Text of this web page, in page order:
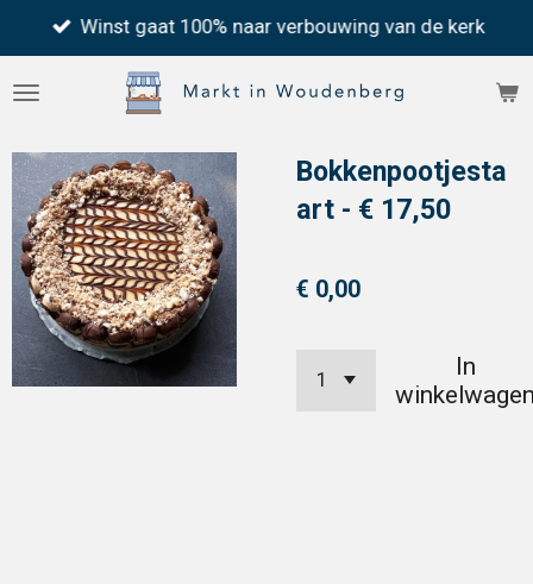
direct
naar
hoofdinhoud
Winst gaat 100% naar verbouwing van de kerk
Bokkenpootjesta
art - € 17,50
€ 0,00
In